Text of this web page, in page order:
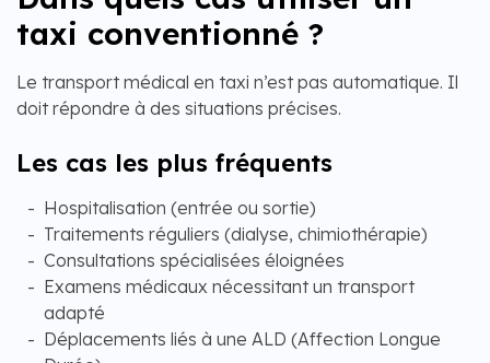
taxi conventionné ?
Le transport médical en taxi n’est pas automatique. Il
doit répondre à des situations précises.
Les cas les plus fréquents
Hospitalisation (entrée ou sortie)
Traitements réguliers (dialyse, chimiothérapie)
Consultations spécialisées éloignées
Examens médicaux nécessitant un transport
adapté
Déplacements liés à une ALD (Affection Longue